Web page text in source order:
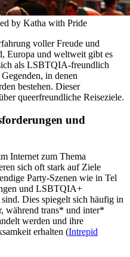
by Katha with Pride
voller Freude und
Europa und weltweit gibt es
als LSBTQIA-freundlich
in denen
bestehen. Dieser
queerfreundliche Reiseziele.
und
Internet zum Thema
sich oft stark auf Ziele
Party-Szenen wie in Tel
und LSBTQIA+
Dies spiegelt sich häufig in
während trans* und inter*
werden und ihre
erhalten​ (Intrepid